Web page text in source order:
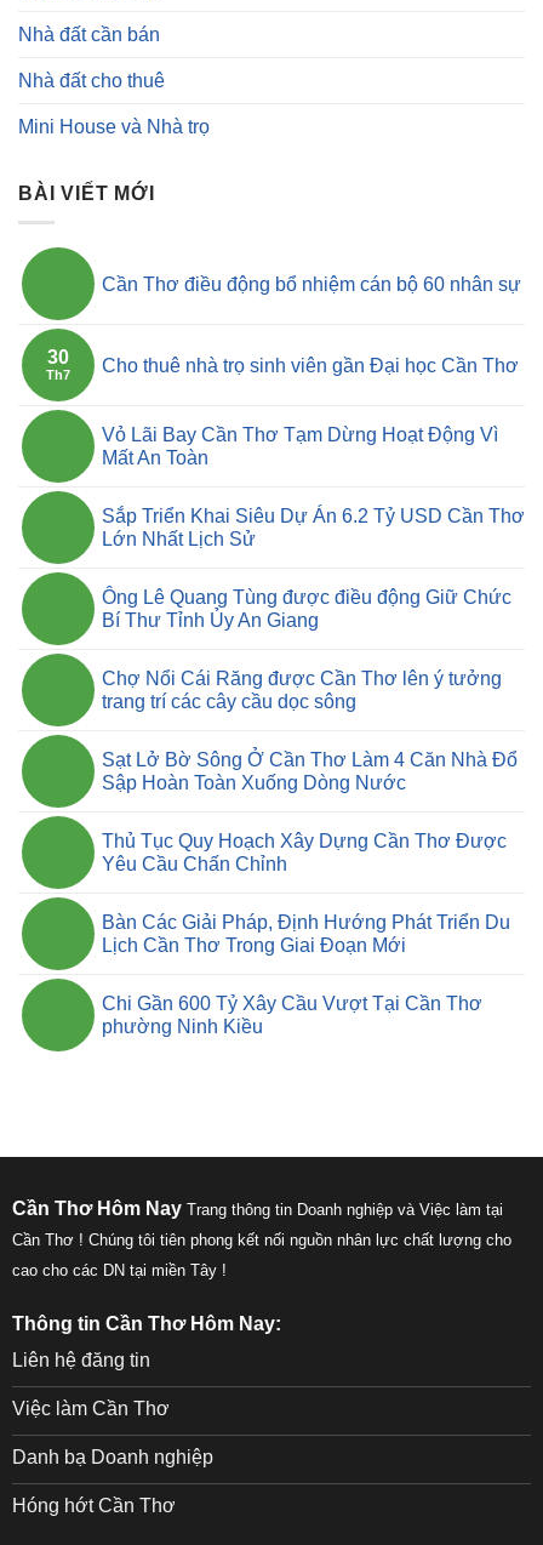
Nhà đất cần bán
Nhà đất cho thuê
Mini House và Nhà trọ
BÀI VIẾT MỚI
Cần Thơ điều động bổ nhiệm cán bộ 60 nhân sự
30
Th7 Cho thuê nhà trọ sinh viên gần Đại học Cần Thơ
Vỏ Lãi Bay Cần Thơ Tạm Dừng Hoạt Động Vì
Mất An Toàn
Sắp Triển Khai Siêu Dự Án 6.2 Tỷ USD Cần Thơ
Lớn Nhất Lịch Sử
Ông Lê Quang Tùng được điều động Giữ Chức
Bí Thư Tỉnh Ủy An Giang
Chợ Nổi Cái Răng được Cần Thơ lên ý tưởng
trang trí các cây cầu dọc sông
Sạt Lở Bờ Sông Ở Cần Thơ Làm 4 Căn Nhà Đổ
Sập Hoàn Toàn Xuống Dòng Nước
Thủ Tục Quy Hoạch Xây Dựng Cần Thơ Được
Yêu Cầu Chấn Chỉnh
Bàn Các Giải Pháp, Định Hướng Phát Triển Du
Lịch Cần Thơ Trong Giai Đoạn Mới
Chi Gần 600 Tỷ Xây Cầu Vượt Tại Cần Thơ
phường Ninh Kiều
Cần Thơ Hôm Nay Trang thông tin Doanh nghiệp và Việc làm tại
Cần Thơ ! Chúng tôi tiên phong kết nối nguồn nhân lực chất lượng cho
cao cho các DN tại miền Tây !
Thông tin Cần Thơ Hôm Nay:
Liên hệ đăng tin
Việc làm Cần Thơ
Danh bạ Doanh nghiệp
Hóng hớt Cần Thơ